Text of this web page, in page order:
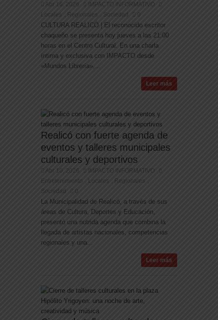
Abr 16, 2026
IMPACTO INFORMATIVO
Locales
Regionales Sociedad 0
CULTURA REALICÓ | El reconocido escritor
chaqueño se presenta hoy jueves a las 21:00
horas en el Centro Cultural. En una charla
íntima y exclusiva con IMPACTO desde
«Mundos Librería»,...
Leer más
Realicó con fuerte agenda de
eventos y talleres municipales
culturales y deportivos
Abr 10, 2026
IMPACTO INFORMATIVO
Entretenimiento
Locales Regionales
Sociedad 0
La Municipalidad de Realicó, a través de sus
áreas de Cultura, Deportes y Educación,
presentó una nutrida agenda que combina la
llegada de artistas nacionales, competencias
regionales y una...
Leer más